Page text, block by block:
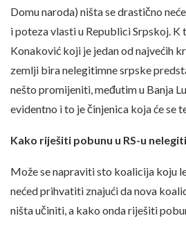
Domu naroda) ništa se drastično
i poteza vlasti u Republici Srpskoj. K
Konaković koji je jedan od najvećih
zemlji bira nelegitimne srpske
nešto promijeniti, međutim u Banja
evidentno i to je činjenica koja će se
Kako riješiti pobunu u RS-u
Može se napraviti sto koalicija koju
nećed prihvatiti znajući da nova
ništa učiniti, a kako onda riješiti